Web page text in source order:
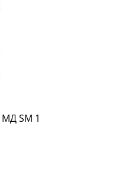
SM 1